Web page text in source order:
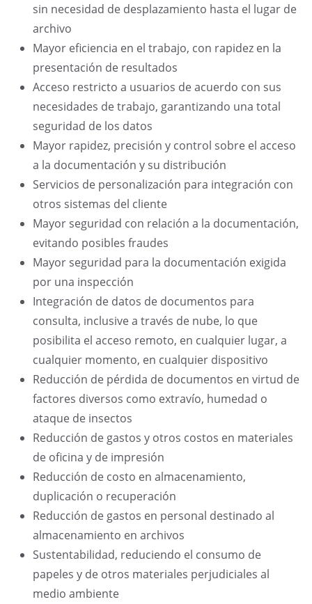
sin necesidad de desplazamiento hasta el lugar de
archivo
Mayor eficiencia en el trabajo, con rapidez en la
presentación de resultados
Acceso restricto a usuarios de acuerdo con sus
necesidades de trabajo, garantizando una total
seguridad de los datos
Mayor rapidez, precisión y control sobre el acceso
a la documentación y su distribución
Servicios de personalización para integración con
otros sistemas del cliente
Mayor seguridad con relación a la documentación,
evitando posibles fraudes
Mayor seguridad para la documentación exigida
por una inspección
Integración de datos de documentos para
consulta, inclusive a través de nube, lo que
posibilita el acceso remoto, en cualquier lugar, a
cualquier momento, en cualquier dispositivo
Reducción de pérdida de documentos en virtud de
factores diversos como extravío, humedad o
ataque de insectos
Reducción de gastos y otros costos en materiales
de oficina y de impresión
Reducción de costo en almacenamiento,
duplicación o recuperación
Reducción de gastos en personal destinado al
almacenamiento en archivos
Sustentabilidad, reduciendo el consumo de
papeles y de otros materiales perjudiciales al
medio ambiente